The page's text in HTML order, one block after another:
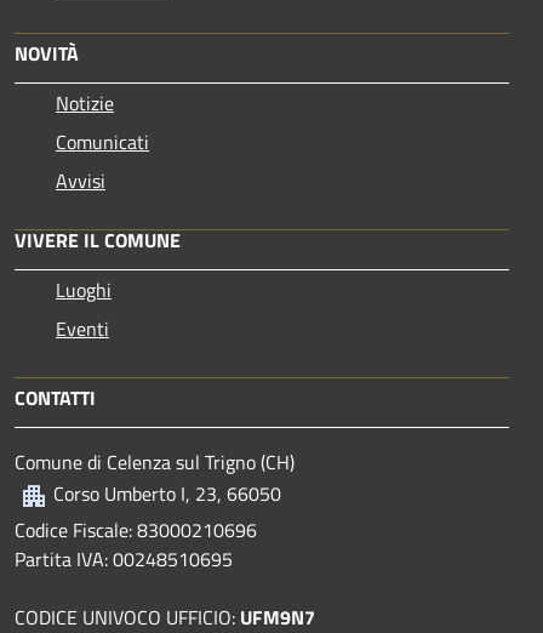
NOVITÀ
Notizie
Comunicati
Avvisi
VIVERE IL COMUNE
Luoghi
Eventi
CONTATTI
Comune di Celenza sul Trigno (CH)
Corso Umberto I, 23, 66050
Codice Fiscale: 83000210696
Partita IVA: 00248510695
CODICE UNIVOCO UFFICIO: UFM9N7